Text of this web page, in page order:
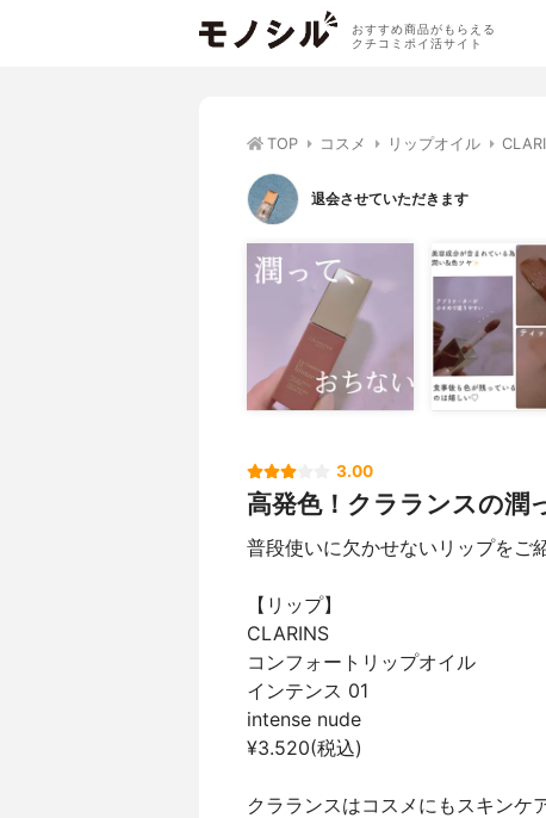
おすすめ商品がもらえる
クチコミポイ活サイト
TOP コスメ リップオイル
退会させていただきます
3.00
高発色！クラランスの潤
普段使いに欠かせないリップをご
【リップ】
CLARINS
コンフォートリップオイル
インテンス 01
intense nude
¥3.520(税込)
クラランスはコスメにもスキンケ